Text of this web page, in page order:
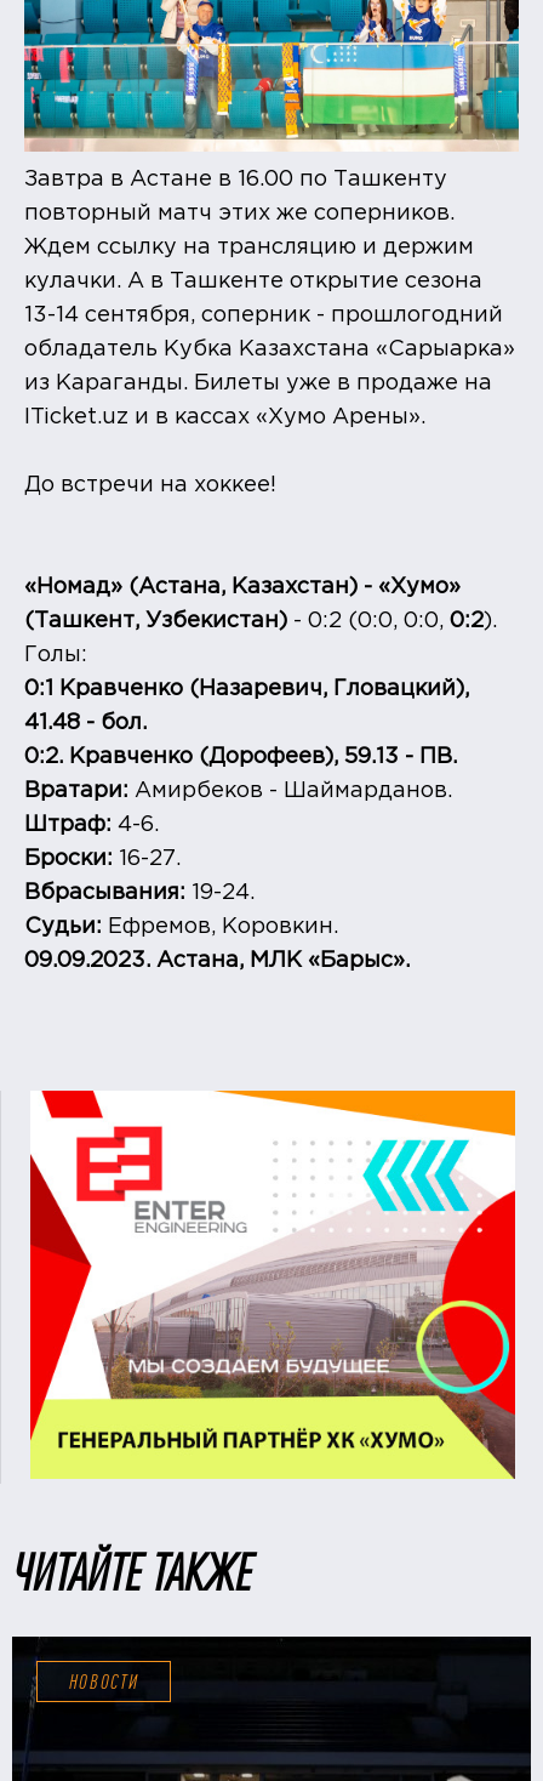
Завтра в Астане в 16.00 по Ташкенту
повторный матч этих же соперников.
Ждем ссылку на трансляцию и держим
кулачки. А в Ташкенте открытие сезона
13-14 сентября, соперник - прошлогодний
обладатель Кубка Казахстана «Сарыарка»
из Караганды. Билеты уже в продаже на
ITicket.uz и в кассах «Хумо Арены».
До встречи на хоккее!
«Номад» (Астана, Казахстан) - «Хумо»
(Ташкент, Узбекистан) - 0:2 (0:0, 0:0, 0:2).
Голы:
0:1 Кравченко (Назаревич, Гловацкий),
41.48 - бол.
0:2. Кравченко (Дорофеев), 59.13 - ПВ.
Вратари: Амирбеков - Шаймарданов.
Штраф: 4-6.
Броски: 16-27.
Вбрасывания: 19-24.
Судьи: Ефремов, Коровкин.
09.09.2023. Астана, МЛК «Барыс».
ЧИТАЙТЕ ТАКЖЕ
НОВОСТИ